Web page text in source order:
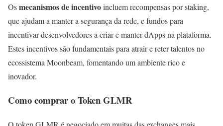
Osmecanismos de incentivoincluem recompensas por staking,
que ajudam a manter a segurança da rede, e fundos para
incentivar desenvolvedores a criar e manter dApps na plataforma.
Estes incentivos são fundamentais para atrair e reter talentos no
ecossistema Moonbeam, fomentando um ambiente rico e
inovador.
Como comprar o Token GLMR